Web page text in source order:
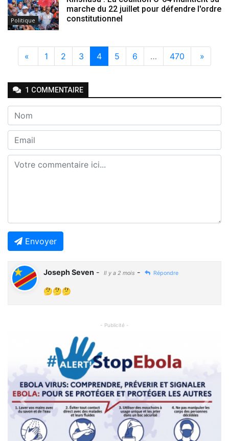
Politique
marche du 22 juillet pour défendre l'ordre
constitutionnel
« 1 2 3 4 5 6 … 470 »
1 COMMENTAIRE
Envoyer
Joseph Seven - Il y a 2 mois - Répondre
🤔🤔🤔
- Publicité -
Previous Next